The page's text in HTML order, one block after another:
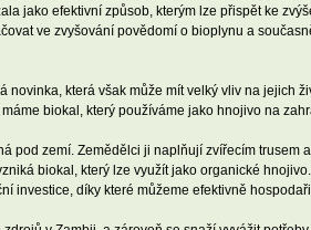
jako efektivní způsob, kterým lze přispět ke
ve zvyšování povědomí o bioplynu a
která však může mít velký vliv na jejich
biokal, který používáme jako hnojivo na
pod zemí. Zemědělci ji naplňují zvířecím
biokal, který lze využít jako organické
investice, díky které můžeme efektivně